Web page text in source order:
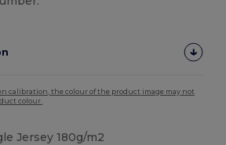
calibration, the colour of the product image may not
colour.
Jersey 180g/m2